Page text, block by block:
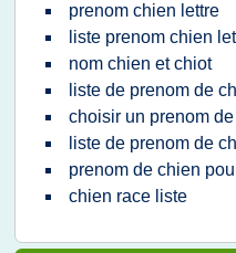
prenom chien lettre
liste prenom chien
nom chien et chiot
liste de prenom de
choisir un prenom
liste de prenom de
prenom de chien
chien race liste